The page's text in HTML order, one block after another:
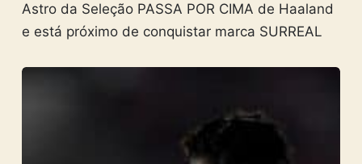
Astro da Seleção PASSA POR CIMA de Haaland
e está próximo de conquistar marca SURREAL